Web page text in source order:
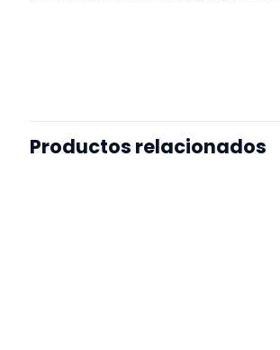
Productos relacionados